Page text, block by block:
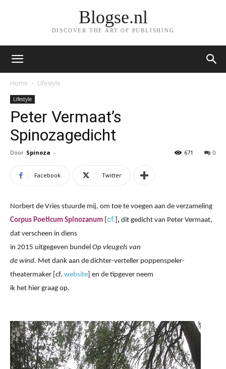
Blogse.nl
DISCOVER THE ART OF PUBLISHING
Home Lifestyle
Lifestyle
Peter Vermaat’s
Spinozagedicht
Door Spinoza - 0
671
Facebook Twitter
Norbert de Vries stuurde mij, om toe te voegen aan de verzameling
Corpus Poeticum Spinozanum cf. , dit gedicht van Peter Vermaat,
dat verscheen in diens
in 2015 uitgegeven bundel Op vleugels van
de wind. Met dank aan de dichter-verteller poppenspeler-
theatermaker [cf. website ] en de tipgever neem
ik het hier graag op.